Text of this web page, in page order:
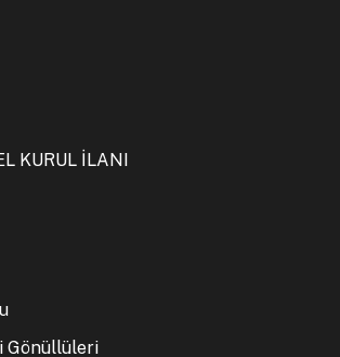
KURUL İLANI
Gönüllüleri